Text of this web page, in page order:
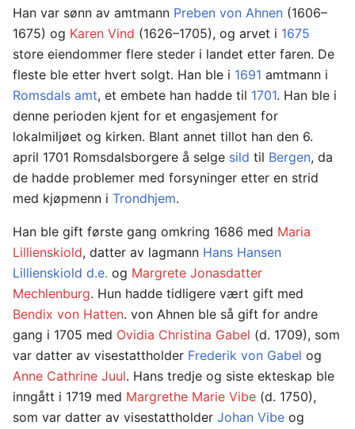
Han var sønn av amtmann Preben von Ahnen (1606–
1675) og Karen Vind (1626–1705), og arvet i 1675
store eiendommer flere steder i landet etter faren. De
fleste ble etter hvert solgt. Han ble i 1691 amtmann i
Romsdals amt, et embete han hadde til 1701. Han ble i
denne perioden kjent for et engasjement for
lokalmiljøet og kirken. Blant annet tillot han den 6.
april 1701 Romsdalsborgere å selge sild til Bergen, da
de hadde problemer med forsyninger etter en strid
med kjøpmenn i Trondhjem.
Han ble gift første gang omkring 1686 med Maria
Lillienskiold, datter av lagmann Hans Hansen
Lillienskiold d.e. og Margrete Jonasdatter
Mechlenburg. Hun hadde tidligere vært gift med
Bendix von Hatten. von Ahnen ble så gift for andre
gang i 1705 med Ovidia Christina Gabel (d. 1709), som
var datter av visestattholder Frederik von Gabel og
Anne Cathrine Juul. Hans tredje og siste ekteskap ble
inngått i 1719 med Margrethe Marie Vibe (d. 1750),
som var datter av visestattholder Johan Vibe og